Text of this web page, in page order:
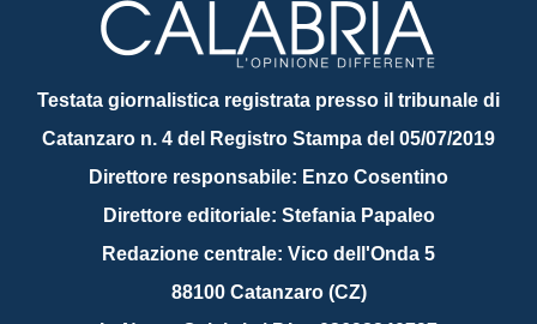
Testata giornalistica registrata presso il tribunale di
Catanzaro n. 4 del Registro Stampa del 05/07/2019
Direttore responsabile: Enzo Cosentino
Direttore editoriale: Stefania Papaleo
Redazione centrale: Vico dell'Onda 5
88100 Catanzaro (CZ)